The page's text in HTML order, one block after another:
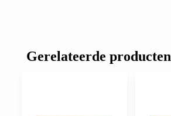
Gerelateerde producten